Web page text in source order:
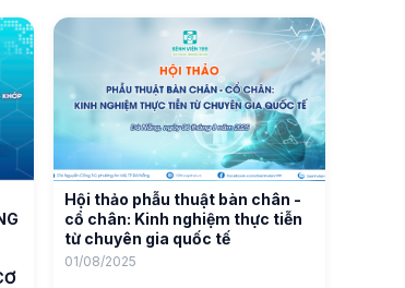
Hội thảo phẫu thuật bàn chân -
cổ chân: Kinh nghiệm thực tiễn
từ chuyên gia quốc tế
01/08/2025